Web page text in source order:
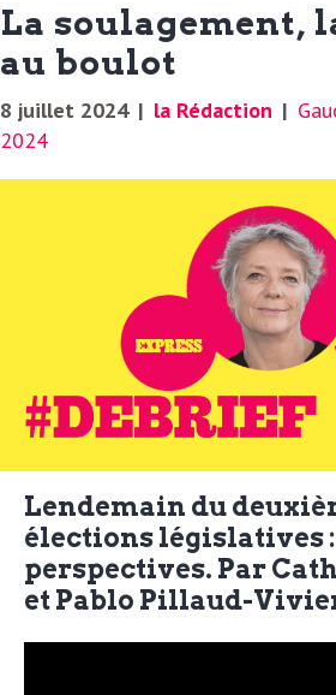
La soulagement,
au boulot
8 juillet 2024 | la Rédaction |
2024
Lendemain du
élections législatives
perspectives. Par
et Pablo Pillaud-